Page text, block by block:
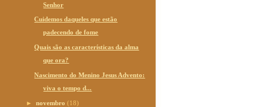
Senhor
Cuidemos daqueles que estão
padecendo de fome
Quais são as características da alma
que ora?
Nascimento do Menino Jesus Advento:
viva o tempo d...
►novembro(18)